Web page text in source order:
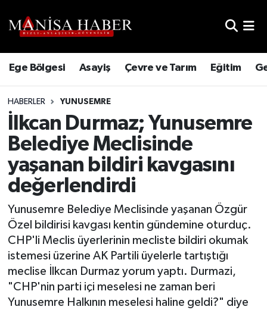
Ege Bölgesi Asayiş Çevre ve Tarım Eğitim
HABERLER YUNUSEMRE
İlkcan Durmaz; Yunusemre
Belediye Meclisinde
yaşanan bildiri kavgasını
değerlendirdi
Yunusemre Belediye Meclisinde yaşanan Özgür
Özel bildirisi kavgası kentin gündemine oturduç.
CHP'li Meclis üyerlerinin mecliste bildiri okumak
istemesi üzerine AK Partili üyelerle tartıştığı
meclise İlkcan Durmaz yorum yaptı. Durmazi,
"CHP'nin parti içi meselesi ne zaman beri
Yunusemre Halkının meselesi haline geldi?" diye
Trafik Durumu
Süper Lig Puan Durumu ve Fikstür
Tüm Manşetler
Son Dakika Haberleri
Haber Arşivi